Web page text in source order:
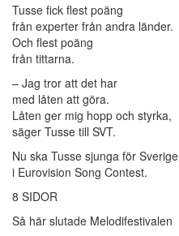
Tusse fick flest poäng
från experter från andra länder.
Och flest poäng
från tittarna.
– Jag tror att det har
med låten att göra.
Låten ger mig hopp och styrka,
säger Tusse till SVT.
Nu ska Tusse sjunga för Sverige
i Eurovision Song Contest.
8 SIDOR
Så här slutade Melodifestivalen